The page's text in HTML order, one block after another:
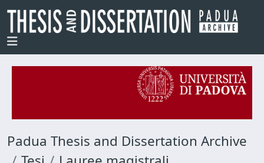
Padua Thesis and Dissertation Archive